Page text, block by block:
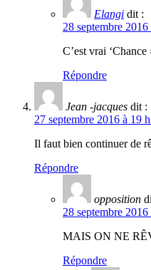
Elangi dit :
28 septembre
C’est vrai
Répondre
Jean -jacques dit :
27 septembre 2016 à 19
Il faut bien continuer de
Répondre
opposition
28 septembre
MAIS ON NE
Répondre